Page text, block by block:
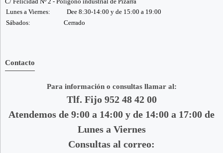
Lunes a Viernes:
Dee 8:30-14:00 y de 15:00 a 19:00
Sábados:
Cerrado
Contacto
Para información o consultas llamar al:
Tlf. Fijo 952 48 42 00
Atendemos de 9:00 a 14:00 y de 14:00 a 17:00 de
Lunes a Viernes
Consultas al correo: